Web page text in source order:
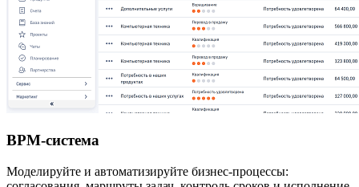
BPM-система
Моделируйте и автоматизируйте бизнес-процессы: